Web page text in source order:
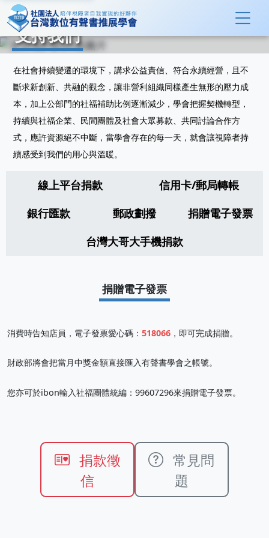
支持我們
在社會持續變遷的環境下，講求公益責信、符合永續經營，且不
斷求新創新、共融的觀念，讓非營利組織同樣產生無形的壓力成
本，加上公部門的社福補助比例逐漸減少，學會把握契機轉型，
持續與社福企業、民間團體及社會大眾募款、共同討論合作方
式，應許資源絕不中斷，當學會存在的每一天，就會讓視障者持
續感受到我們的用心與溫暖。
線上平台捐款
信用卡/郵局轉帳
銀行匯款
郵政劃撥
捐贈電子發票
台灣大哥大手機捐款
捐贈電子發票
消費時告知店員，電子發票愛心碼： 518066，即可完成捐贈。
財政部將會把當月中獎金額直接匯入有聲書學會之帳號。
您亦可於ibon輸入社福團體統編：99607296來捐贈電子發票。
捐款徵
信
常見問
題